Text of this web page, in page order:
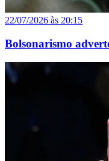
22/07/2026 às 20:15
Bolsonarismo